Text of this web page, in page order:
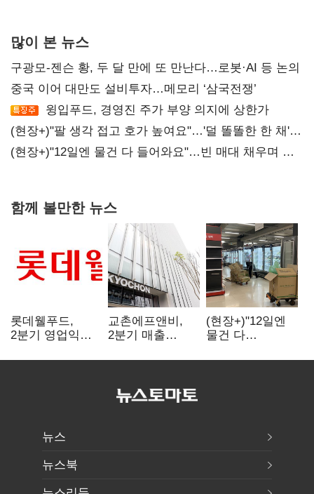
많이 본 뉴스
구광모-젠슨 황, 두 달 만에 또 만난다…로봇·AI 등 논의
중국 이어 대만도 설비투자…메모리 ‘삼국전쟁’
윙입푸드, 경영진 주가 부양 의지에 상한가
(현장+)"팔 생각 접고 호가 높여요"…'덜 똘똘한 한 채'
20억 키맞추기
(현장+)"12일엔 물건 다 들어와요"…빈 매대 채우며 문
함께 볼만한 뉴스
롯데웰푸드,
2분기 영업익
사업이 실적 견인
교촌에프앤비,
2분기 매출
전년보다 4.9%↑
(현장+)"12일엔
물건 다
매대 채우며 문
뉴스
뉴스북